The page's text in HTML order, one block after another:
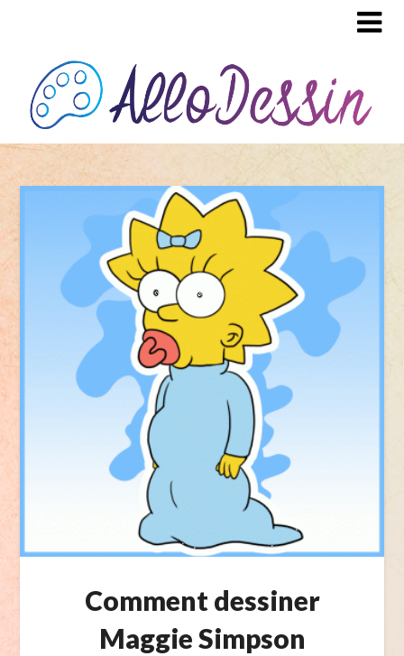
Comment dessiner
Maggie Simpson